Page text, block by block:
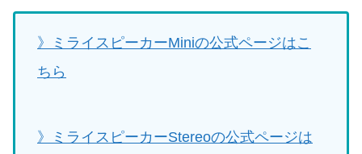
》ミライスピーカーMiniの公式ページはこ
ちら
》ミライスピーカーStereoの公式ページは